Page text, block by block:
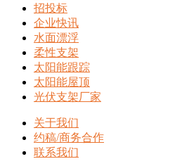
招投标
企业快讯
水面漂浮
柔性支架
太阳能跟踪
太阳能屋顶
光伏支架厂家
关于我们
约稿/商务合作
联系我们